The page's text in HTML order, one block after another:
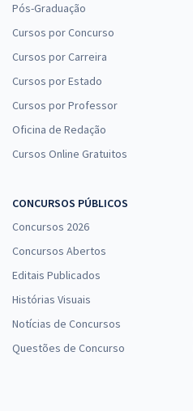
Pós-Graduação
Cursos por Concurso
Cursos por Carreira
Cursos por Estado
Cursos por Professor
Oficina de Redação
Cursos Online Gratuitos
CONCURSOS PÚBLICOS
Concursos 2026
Concursos Abertos
Editais Publicados
Histórias Visuais
Notícias de Concursos
Questões de Concurso